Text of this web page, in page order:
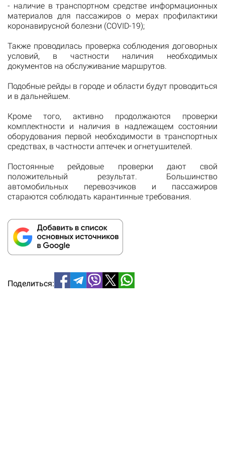
- наличие в транспортном средстве информационных
материалов для пассажиров о мерах профилактики
коронавирусной болезни (СOVID-19);
Также проводилась проверка соблюдения договорных
условий, в частности наличия необходимых
документов на обслуживание маршрутов.
Подобные рейды в городе и области будут проводиться
и в дальнейшем.
Кроме того, активно продолжаются проверки
комплектности и наличия в надлежащем состоянии
оборудования первой необходимости в транспортных
средствах, в частности аптечек и огнетушителей.
Постоянные рейдовые проверки дают свой
положительный результат. Большинство
автомобильных перевозчиков и пассажиров
стараются соблюдать карантинные требования.
Поделиться: